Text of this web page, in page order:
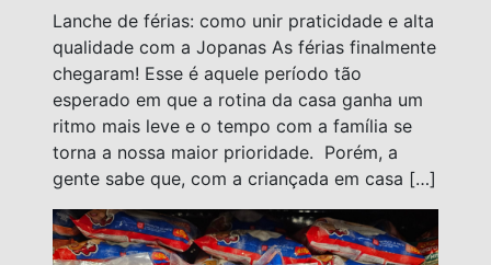
Lanche de férias: como unir praticidade e alta
qualidade com a Jopanas As férias finalmente
chegaram! Esse é aquele período tão
esperado em que a rotina da casa ganha um
ritmo mais leve e o tempo com a família se
torna a nossa maior prioridade. Porém, a
gente sabe que, com a criançada em casa […]